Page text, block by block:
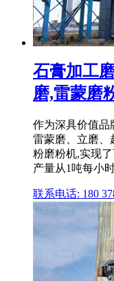
石膏加工
磨,雷蒙磨
作为深具价值品
雷蒙磨、立磨、
粉磨粉机,实现
产量从1吨每小
联系电话: 180